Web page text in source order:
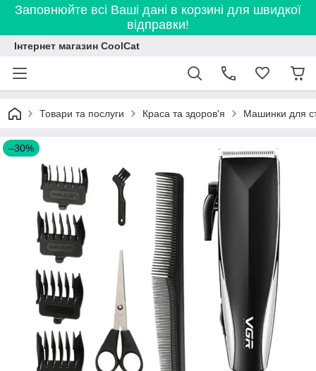
Заповнюйте всі Ваші дані в корзині для швидкої
відправки!
Інтернет магазин CoolCat
Товари та послуги Краса та здоров'я Машинки для
–30%